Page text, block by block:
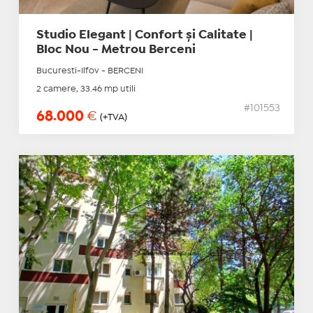
Studio Elegant | Confort și Calitate |
Bloc Nou - Metrou Berceni
Bucuresti-Ilfov - BERCENI
2 camere, 33.46 mp utili
68.000 € (+TVA)
#101553